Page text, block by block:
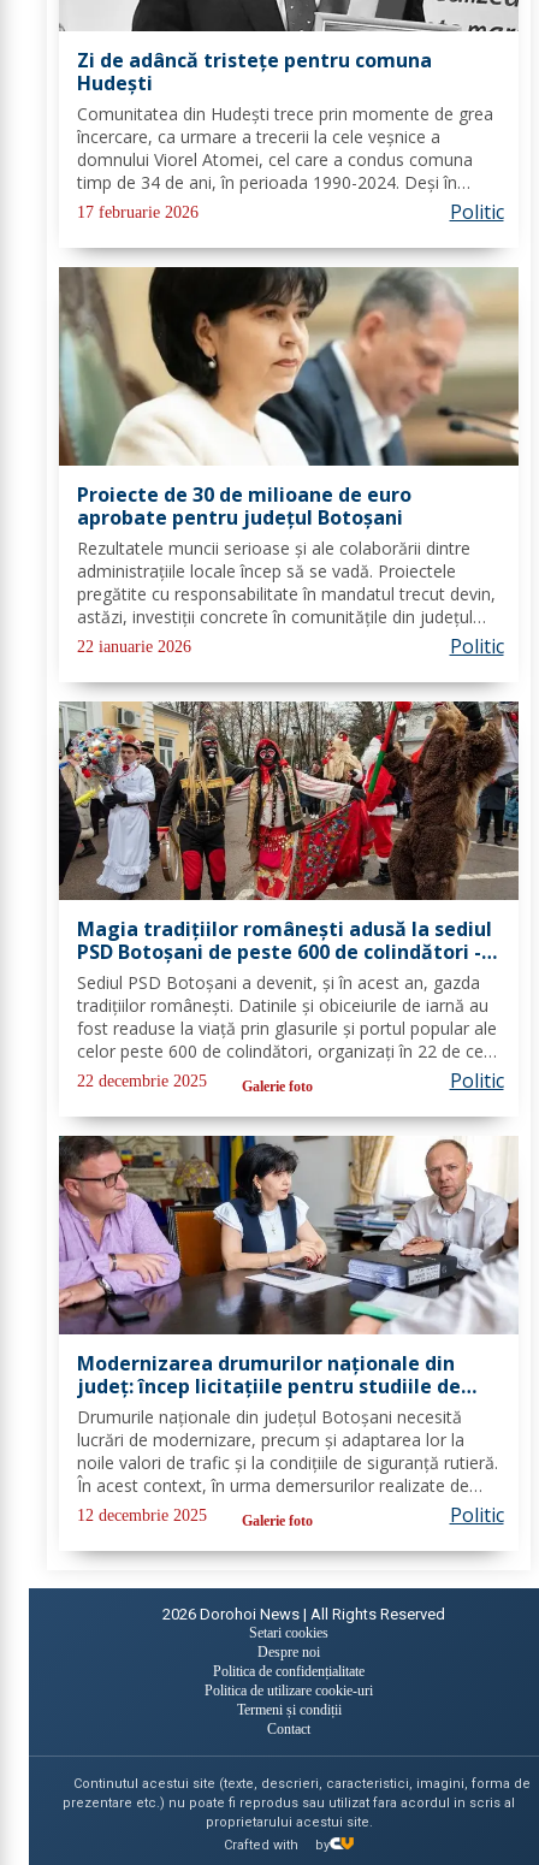
Zi de adâncă tristețe pentru comuna
Hudești
Comunitatea din Hudești trece prin momente de grea
încercare, ca urmare a trecerii la cele veșnice a
domnului Viorel Atomei, cel care a condus comuna
timp de 34 de ani, în perioada 1990-2024. Deși în
ultima perioadă s-a confruntat cu probleme de
sănătate, vestea dispariției sale a adus multă durere...
17 februarie 2026 Politic
Proiecte de 30 de milioane de euro
aprobate pentru județul Botoșani
Rezultatele muncii serioase și ale colaborării dintre
administrațiile locale încep să se vadă. Proiectele
pregătite cu responsabilitate în mandatul trecut devin,
astăzi, investiții concrete în comunitățile din județul
Botoșani. Acestea vizează modernizarea iluminatului
22 ianuarie 2026 Politic
Magia tradițiilor românești adusă la sediul
PSD Botoșani de peste 600 de colindători -
FOTO
Sediul PSD Botoșani a devenit, și în acest an, gazda
tradițiilor românești. Datinile și obiceiurile de iarnă au
fost readuse la viață prin glasurile și portul popular ale
celor peste 600 de colindători, organizați în 22 de cete
din întreg județul. Îmbrăcați în costume autentice,
22 decembrie 2025 Galerie foto Politic
Modernizarea drumurilor naționale din
județ: încep licitațiile pentru studiile de
fezabilitate
Drumurile naționale din județul Botoșani necesită
lucrări de modernizare, precum și adaptarea lor la
noile valori de trafic și la condițiile de siguranță rutieră.
În acest context, în urma demersurilor realizate de
echipa PSD Botoșani, Direcția Regională de Drumuri
și Poduri Iași a scos la...
12 decembrie 2025 Galerie foto Politic
2026 Dorohoi News | All Rights Reserved
Setari cookies
Despre noi
Politica de confidențialitate
Politica de utilizare cookie-uri
Termeni și condiții
Contact
Continutul acestui site (texte, descrieri, caracteristici, imagini, forma de
prezentare etc.) nu poate fi reprodus sau utilizat fara acordul in scris al
proprietarului acestui site.
Crafted with
by